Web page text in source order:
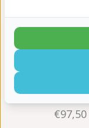
Foto kubus urn
€97,50